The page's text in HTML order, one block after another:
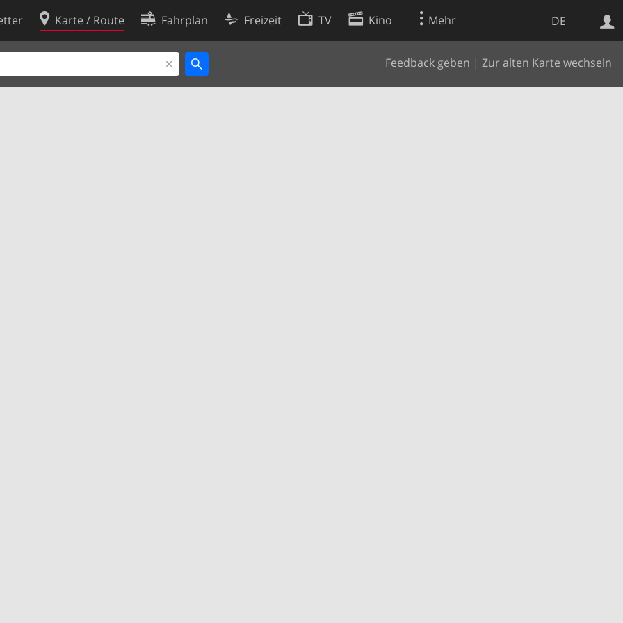
DE
Karte / Route Fahrplan Freizeit TV Kino Mehr
Feedback geben | Zur alten Karte wechseln
Websuche
Cookie-Richtlinie
Cookie-Einstellungen